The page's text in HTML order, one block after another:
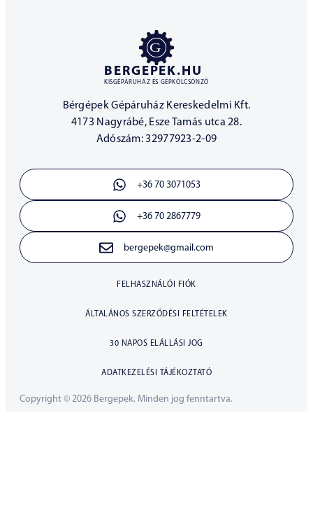
BERGEPEK.HU
KISGÉPÁRUHÁZ ÉS GÉPKÖLCSÖNZŐ
Bérgépek Gépáruház Kereskedelmi Kft.
4173 Nagyrábé, Esze Tamás utca 28.
Adószám: 32977923-2-09
+36 70 3071053
+36 70 2867779
bergepek@gmail.com
FELHASZNÁLÓI FIÓK
ÁLTALÁNOS SZERZŐDÉSI FELTÉTELEK
30 NAPOS ELÁLLÁSI JOG
ADATKEZELÉSI TÁJÉKOZTATÓ
Copyright © 2026 Bergepek. Minden jog fenntartva.